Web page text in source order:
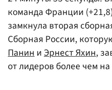
команда Франции
замкнула вторая
Сборная России,
ПаниниЭрнест Яхин,
от лидеров более чем на